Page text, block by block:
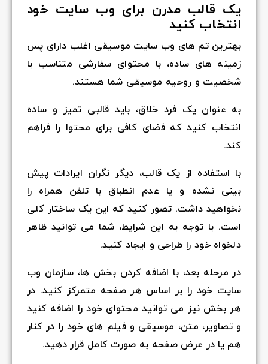
یک قالب مدرن برای وب سایت خود
انتخاب کنید
بهترین تم های وب سایت موسیقی اغلب دارای پس
زمینه های ساده، با محتوای سفارشی متناسب با
شخصیت و روحیه موسیقی شما هستند.
به عنوان یک فرد خلاق، باید قالبی تمیز و ساده
انتخاب کنید که فضای کافی برای محتوا را فراهم
کند.
با استفاده از یک قالب، دیگر نگران ایرادات پیش
بینی نشده و یا عدم انطباق با تلفن همراه را
نخواهید داشت. تصور کنید که این یک ساختار کلی
است. با توجه به این شرایط، شما می توانید ظاهر
دلخواه خود را طراحی و ایجاد کنید.
در مرحله بعد، با اضافه کردن بخش ها، سازمان وب
سایت خود را بر اساس هر صفحه متمرکز کنید. در
هر بخش نیز می توانید محتوای خود را اضافه کنید
و تصاویر، متن، موسیقی و فیلم های خود را در کنار
هم یا در عرض صفحه به صورت کامل قرار دهید.